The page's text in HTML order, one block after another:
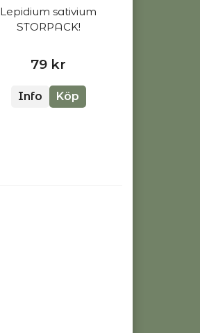
Lepidium sativium
STORPACK!
79 kr
Info Köp